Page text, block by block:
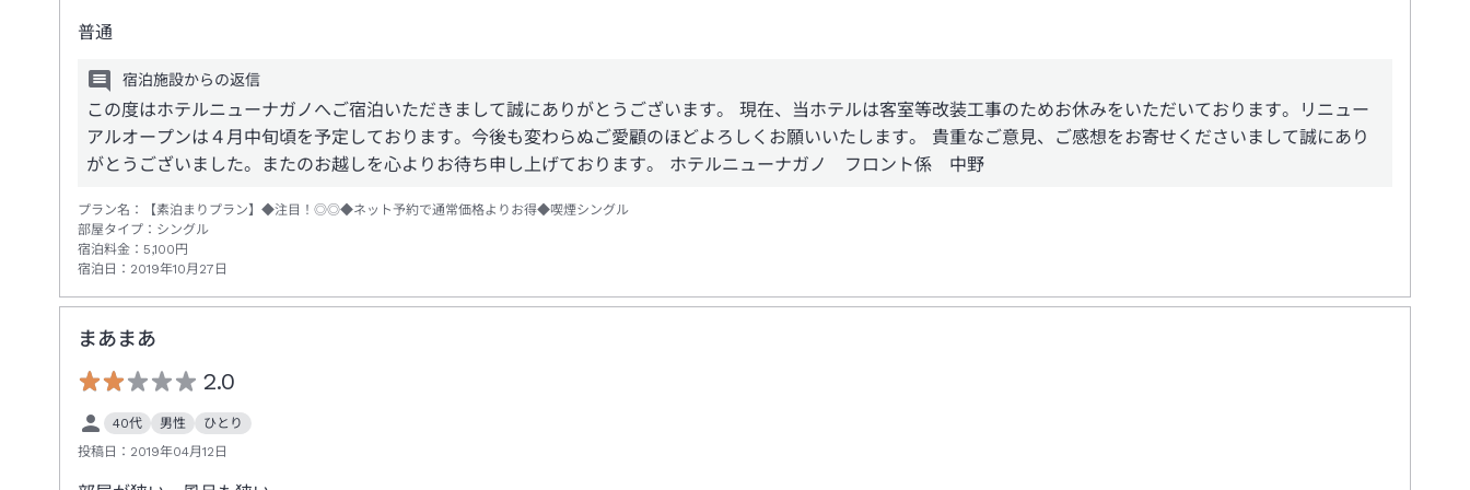
普通
宿泊施設からの返信
この度はホテルニューナガノへご宿泊いただきまして誠にありがとうございます。 現在、当ホテルは客室等改装工事のためお休みをいただいております。リニュー
アルオープンは４月中旬頃を予定しております。今後も変わらぬご愛顧のほどよろしくお願いいたします。 貴重なご意見、ご感想をお寄せくださいまして誠にあり
がとうございました。またのお越しを心よりお待ち申し上げております。 ホテルニューナガノ フロント係 中野
プラン名：
【素泊まりプラン】◆注目！◎◎◆ネット予約で通常価格よりお得◆喫煙シングル
部屋タイプ： シングル
宿泊料金： 5,100円
宿泊日： 2019年10月27日
まあまあ
2.0
40代 男性
ひとり
投稿日： 2019年04月12日